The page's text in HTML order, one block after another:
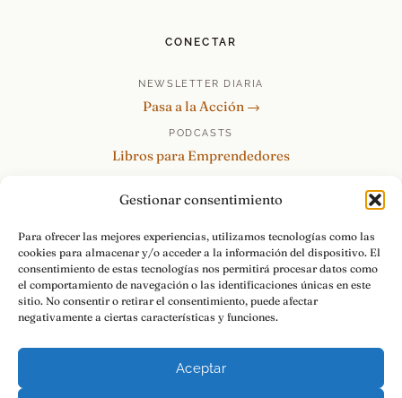
Gestionar consentimiento
Para ofrecer las mejores experiencias, utilizamos tecnologías como las
cookies para almacenar y/o acceder a la información del dispositivo. El
consentimiento de estas tecnologías nos permitirá procesar datos como
el comportamiento de navegación o las identificaciones únicas en este
sitio. No consentir o retirar el consentimiento, puede afectar
negativamente a ciertas características y funciones.
Aceptar
CONECTAR
NEWSLETTER DIARIA
Pasa a la Acción →
PODCASTS
Libros para Emprendedores
re:Invéntate / PowerSkills
MENTOR360
HABLAMOS
Contacto y consultas →